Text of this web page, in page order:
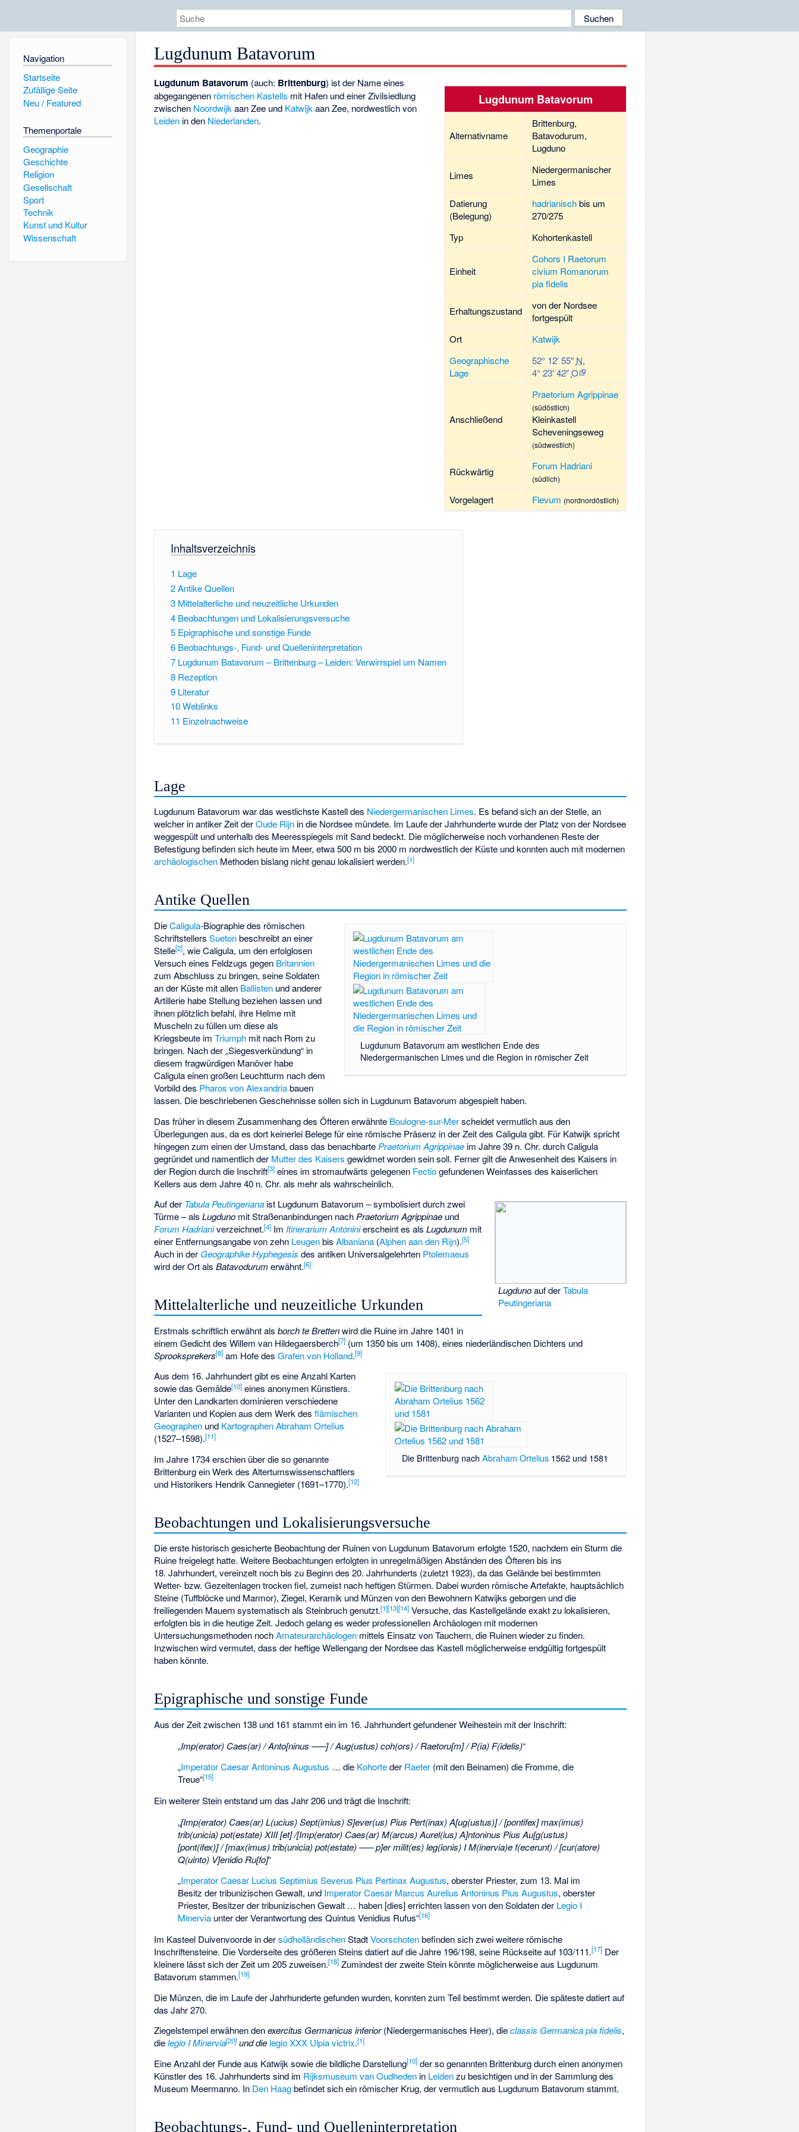
Navigation
Startseite
Zufällige Seite
Neu / Featured
Themenportale
Geographie
Geschichte
Religion
Gesellschaft
Sport
Technik
Kunst und Kultur
Wissenschaft
Lugdunum Batavorum
Lugdunum Batavorum
Alternativname
Brittenburg,
Batavodurum,
Lugduno
Limes
Niedergermanischer
Limes
Datierung
(Belegung)
hadrianischbis um
270/275
Typ
Kohortenkastell
Einheit
Cohors I Raetorum
civium Romanorum
pia fidelis
Erhaltungszustand
von der Nordsee
fortgespült
Ort
Katwijk
Geographische
Lage
52° 12′ 55″ N,
4° 23′ 42″O
Anschließend
Praetorium Agrippinae
(südöstlich)
Kleinkastell
Scheveningseweg
(südwestlich)
Rückwärtig Forum Hadriani
(südlich)
Vorgelagert Flevum (nordnordöstlich)
Lugdunum Batavorum (auch: Brittenburg) ist der Name eines
abgegangenen römischen Kastells mit Hafen und einer Zivilsiedlung
zwischen Noordwijkaan Zee und Katwijkaan Zee, nordwestlich von
Leiden in den Niederlanden.
Inhaltsverzeichnis
1 Lage
2Antike Quellen
3 Mittelalterliche und neuzeitliche Urkunden
4 Beobachtungen und Lokalisierungsversuche
5 Epigraphische und sonstige Funde
6 Beobachtungs-, Fund- und Quelleninterpretation
7 Lugdunum Batavorum – Brittenburg – Leiden: Verwirrspiel um Namen
8 Rezeption
9 Literatur
10Weblinks
11 Einzelnachweise
Lage
Lugdunum Batavorum war das westlichste Kastell des Niedergermanischen Limes. Es befand sich an der Stelle, an
welcher in antiker Zeit derOude Rijn in die Nordsee mündete. Im Laufe der Jahrhunderte wurde der Platz von der Nordsee
weggespült und unterhalb des Meeresspiegels mit Sand bedeckt. Die möglicherweise noch vorhandenen Reste der
Befestigung befinden sich heute im Meer, etwa 500 m bis 2000 m nordwestlich der Küste und konnten auch mit modernen
archäologischen Methoden bislang nicht genau lokalisiert werden.[1]
Antike Quellen
Lugdunum Batavorum am westlichen Ende des
Niedergermanischen Limes und die Region in römischer Zeit
DieCaligula-Biographie des römischen
SchriftstellersSuetonbeschreibt an einer
Stelle[2], wie Caligula, um den erfolglosen
Versuch eines Feldzugs gegen Britannien
zum Abschluss zu bringen, seine Soldaten
an der Küste mit allen Ballisten und anderer
Artillerie habe Stellung beziehen lassen und
ihnen plötzlich befahl, ihre Helme mit
Muscheln zu füllen um diese als
Kriegsbeute imTriumph mit nach Rom zu
bringen. Nach der „Siegesverkündung“ in
diesem fragwürdigen Manöver habe
Caligula einen großen Leuchtturm nach dem
Vorbild des Pharos von Alexandriabauen
lassen. Die beschriebenen Geschehnisse sollen sich in Lugdunum Batavorum abgespielt haben.
Das früher in diesem Zusammenhang des Öfteren erwähnte Boulogne-sur-Merscheidet vermutlich aus den
Überlegungen aus, da es dort keinerlei Belege für eine römische Präsenz in der Zeit des Caligula gibt. Für Katwijk spricht
hingegen zum einen der Umstand, dass das benachbarte Praetorium Agrippinae im Jahre 39 n. Chr. durch Caligula
gegründet und namentlich der Mutter des Kaisers gewidmet worden sein soll. Ferner gilt die Anwesenheit des Kaisers in
der Region durch die Inschrift[3] eines im stromaufwärts gelegenen Fectiogefundenen Weinfasses des kaiserlichen
Kellers aus dem Jahre 40 n. Chr. als mehr als wahrscheinlich.
Lugdunoauf derTabula
Peutingeriana
Auf der Tabula Peutingeriana ist Lugdunum Batavorum – symbolisiert durch zwei
Türme – alsLugduno mit Straßenanbindungen nach Praetorium Agrippinae und
Forum Hadrianiverzeichnet.[4] Im Itinerarium Antoninierscheint es alsLugdunum mit
einer Entfernungsangabe von zehn LeugenbisAlbaniana (Alphen aan den Rijn).[5]
Auch in der Geographike Hyphegesis des antiken Universalgelehrten Ptolemaeus
wird der Ort alsBatavodurum erwähnt.[6]
Mittelalterliche und neuzeitliche Urkunden
Erstmals schriftlich erwähnt alsborch te Brettenwird die Ruine im Jahre 1401 in
einem Gedicht desWillem van Hildegaersberch[7] (um 1350 bis um 1408), eines niederländischen Dichters und
Sprooksprekers[8] am Hofe desGrafen von Holland.[9]
Die Brittenburg nachAbraham Ortelius 1562 und 1581
Aus dem 16. Jahrhundert gibt es eine Anzahl Karten
sowie das Gemälde[10] eines anonymen Künstlers.
Unter den Landkarten dominieren verschiedene
Varianten und Kopien aus dem Werk desflämischen
Geographen und Kartographen Abraham Ortelius
(1527–1598).[11]
Im Jahre 1734 erschien über die so genannte
Brittenburg ein Werk des Altertumswissenschaftlers
und Historikers Hendrik Cannegieter (1691–1770).[12]
Beobachtungen und Lokalisierungsversuche
Die erste historisch gesicherte Beobachtung der Ruinen von Lugdunum Batavorum erfolgte 1520, nachdem ein Sturm die
Ruine freigelegt hatte. Weitere Beobachtungen erfolgten in unregelmäßigen Abständen des Öfteren bis ins
18. Jahrhundert, vereinzelt noch bis zu Beginn des 20. Jahrhunderts (zuletzt 1923), da das Gelände bei bestimmten
Wetter- bzw. Gezeitenlagen trocken fiel, zumeist nach heftigen Stürmen. Dabei wurden römische Artefakte, hauptsächlich
Steine (Tuffblöcke und Marmor), Ziegel, Keramik und Münzen von den Bewohnern Katwijks geborgen und die
freiliegenden Mauern systematisch als Steinbruch genutzt.[1][13][14] Versuche, das Kastellgelände exakt zu lokalisieren,
erfolgten bis in die heutige Zeit. Jedoch gelang es weder professionellen Archäologen mit modernen
Untersuchungsmethoden nochAmateurarchäologen mittels Einsatz von Tauchern, die Ruinen wieder zu finden.
Inzwischen wird vermutet, dass der heftige Wellengang der Nordsee das Kastell möglicherweise endgültig fortgespült
haben könnte.
Epigraphische und sonstige Funde
Aus der Zeit zwischen 138 und 161 stammt ein im 16. Jahrhundert gefundener Weihestein mit der Inschrift:
„Imp(erator) Caes(ar) / Anto[ninus –––] / Aug(ustus) coh(ors) / Raetoru[m] / P(ia) F(idelis)“
„Imperator Caesar Antoninus Augustus … die Kohorteder Raeter (mit den Beinamen) die Fromme, die
Treue“[15]
Ein weiterer Stein entstand um das Jahr 206 und trägt die Inschrift:
„[Imp(erator) Caes(ar) L(ucius) Sept(imius) S]ever(us) Pius Pert(inax) A[ug(ustus)] / [pontifex] max(imus)
trib(unicia) pot(estate) XIII [et] /[Imp(erator) Caes(ar) M(arcus) Aurel(ius) A]ntoninus Pius Au[g(ustus)
[pont(ifex)] / [max(imus) trib(unicia) pot(estate) ––– p]er milit(es) leg(ionis) I M(inervia)e f(ecerunt) / [cur(atore)
Q(uinto) V]enidio Ru[fo]“
„Imperator Caesar Lucius Septimius Severus Pius Pertinax Augustus, oberster Priester, zum 13. Mal im
Besitz dertribunizischen Gewalt, und Imperator Caesar Marcus Aurelius Antoninus Pius Augustus, oberster
Priester, Besitzer der tribunizischen Gewalt … haben [dies] errichten lassen von den Soldaten der Legio I
Minervia unter der Verantwortung des Quintus Venidius Rufus“[16]
Im Kasteel Duivenvoorde in dersüdholländischenStadtVoorschotenbefinden sich zwei weitere römische
Inschriftensteine. Die Vorderseite des größeren Steins datiert auf die Jahre 196/198, seine Rückseite auf 103/111.[17] Der
kleinere lässt sich der Zeit um 205 zuweisen.[18] Zumindest der zweite Stein könnte möglicherweise aus Lugdunum
Batavorum stammen.[19]
Die Münzen, die im Laufe der Jahrhunderte gefunden wurden, konnten zum Teil bestimmt werden. Die späteste datiert auf
das Jahr 270.
Ziegelstempel erwähnen denexercitus Germanicus inferior(Niedergermanisches Heer), dieclassis Germanica pia fidelis,
dielegio I Minervia[20]und die legio XXX Ulpia victrix.[1]
Eine Anzahl der Funde aus Katwijk sowie die bildliche Darstellung[10] der so genannten Brittenburg durch einen anonymen
Künstler des 16. Jahrhunderts sind im Rijksmuseum van Oudheden in Leidenzu besichtigen und in der Sammlung des
Museum Meermanno. In Den Haagbefindet sich ein römischer Krug, der vermutlich aus Lugdunum Batavorum stammt.
Beobachtungs-, Fund- und Quelleninterpretation